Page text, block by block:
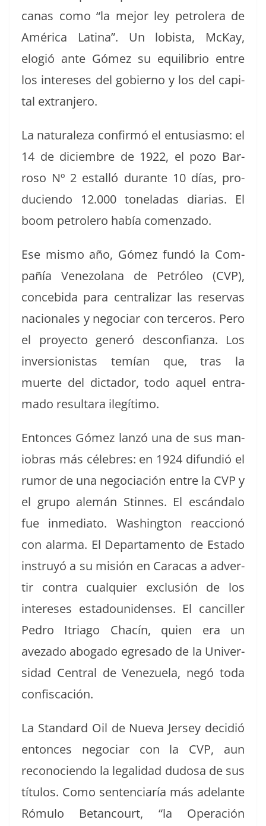
canas como “la mejor ley petrol­era de
Améri­ca Lati­na”. Un lobista, McK­ay,
elogió ante Gómez su equi­lib­rio entre
los intere­ses del gob­ier­no y los del cap­i­
tal extranjero.
La nat­u­raleza con­fir­mó el entu­si­as­mo: el
14 de diciem­bre de 1922, el pozo Bar­
roso Nº 2 estal­ló durante 10 días, pro­
ducien­do 12.000 toneladas diarias. El
boom petrolero había comenzado.
Ese mis­mo año, Gómez fundó la Com­
pañía Vene­zolana de Petróleo (CVP),
con­ce­bi­da para cen­tralizar las reser­vas
nacionales y nego­ciar con ter­ceros. Pero
el proyec­to gen­eró descon­fi­an­za. Los
inver­sion­istas temían que, tras la
muerte del dic­ta­dor, todo aquel entra­
ma­do resul­tara ilegítimo.
Entonces Gómez lanzó una de sus man­
io­bras más céle­bres: en 1924 difundió el
rumor de una nego­ciación entre la CVP y
el grupo alemán Stinnes. El escán­da­lo
fue inmedi­a­to. Wash­ing­ton reac­cionó
con alar­ma. El Depar­ta­men­to de Esta­do
instruyó a su mis­ión en Cara­cas a adver­
tir con­tra cualquier exclusión de los
intere­ses esta­dounidens­es. El can­ciller
Pedro Itria­go Chacín, quien era un
aveza­do abo­ga­do egre­sa­do de la Uni­ver­
si­dad Cen­tral de Venezuela, negó toda
confiscación.
La Stan­dard Oil de Nue­va Jer­sey decidió
entonces nego­ciar con la CVP, aun
recono­cien­do la legal­i­dad dudosa de sus
títu­los. Como sen­ten­cia­ría más ade­lante
Rómu­lo Betan­court, “la Operación